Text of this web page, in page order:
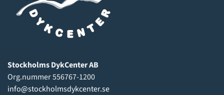
Stockholms DykCenter AB
Org.nummer 556767-1200
info@stockholmsdykcenter.se